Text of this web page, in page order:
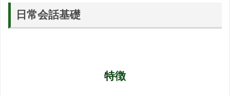
日常会話基礎
特徴